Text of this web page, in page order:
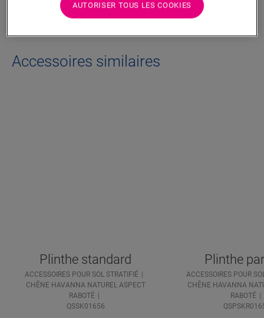
Téléchargements
Accessoires similaires
Plinthe standard
ACCESSOIRES POUR SOL STRATIFIÉ
CHÊNE HAVANNA NATUREL ASPECT
RABOTÉ
QSSK01656
Plinthe
ACCESSOIRES POUR
CHÊNE HAVANNA
RABOTÉ
AUTORISER TOUS LES COOKIES